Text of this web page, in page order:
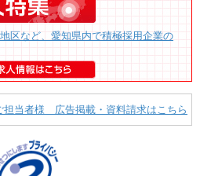
区など、愛知県内で積極採用企業の
担当者様 広告掲載・資料請求はこちら